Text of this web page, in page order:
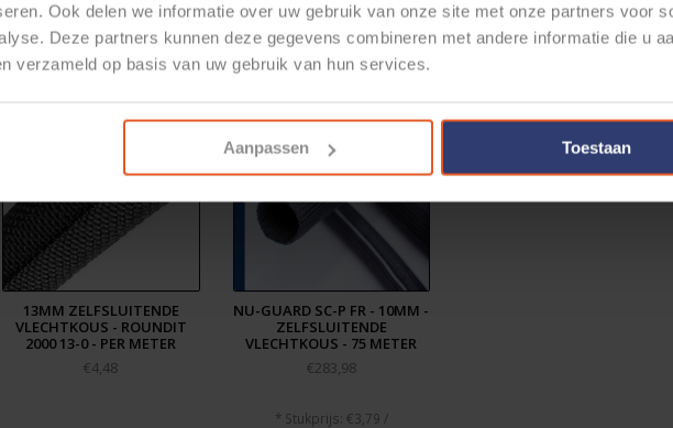
Ook delen we informatie over uw gebruik van onze site met onze partners voor
Deze partners kunnen deze gegevens combineren met andere informatie die u
verzameld op basis van uw gebruik van hun services.
Aanpassen Toestaan
Gerelateerde producten
13MM ZELFSLUITENDE
VLECHTKOUS - ROUNDIT
2000 13-0 - PER METER
€4,48
NU-GUARD SC-P FR - 10MM -
ZELFSLUITENDE
VLECHTKOUS - 75 METER
€283,98
* Stukprijs: €3,79 /